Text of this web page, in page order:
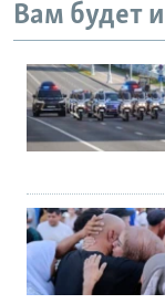
Вам будет